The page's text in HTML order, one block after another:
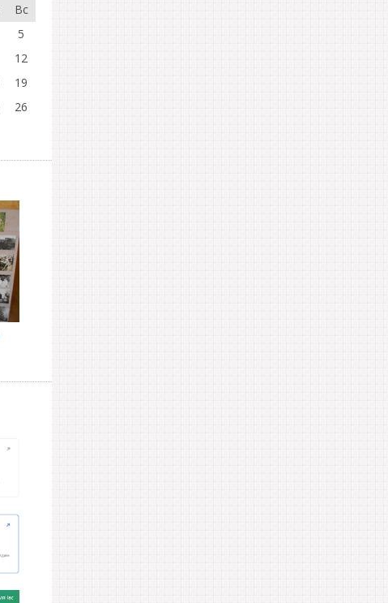
Вс
5
12
19
26